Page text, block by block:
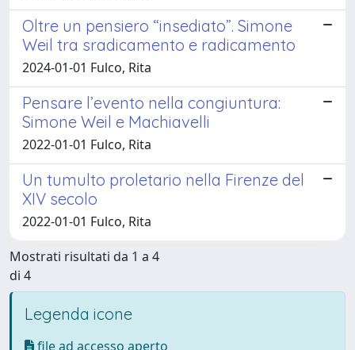
Oltre un pensiero “insediato”. Simone
Weil tra sradicamento e radicamento
2024-01-01 Fulco, Rita
Pensare l’evento nella congiuntura:
Simone Weil e Machiavelli
2022-01-01 Fulco, Rita
Un tumulto proletario nella Firenze del
XIV secolo
2022-01-01 Fulco, Rita
Mostrati risultati da 1 a 4
di 4
Legenda icone
file ad accesso aperto